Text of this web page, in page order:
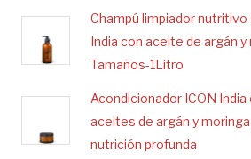
Champú limpiador nutritivo
India con aceite de argán y
Tamaños-1Litro
Acondicionador ICON India
aceites de argán y moringa
nutrición profunda